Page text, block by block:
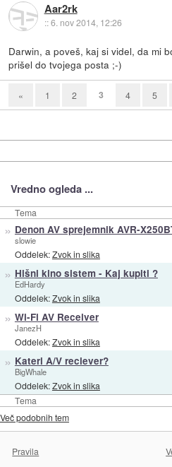
Aar2rk
::6. nov 2014, 12:26
Darwin, a poveš, kaj si videl, da mi
prišel do tvojega posta ;-)
« 1 2 3 4 5
Vredno ogleda ...
Tema
Tema
» Denon AV sprejemnik AVR-
slowie
Oddelek:Zvok in slika
» Hišni kino sistem - Kaj kupiti ?
EdHardy
Oddelek:Zvok in slika
» Wi-Fi AV Receiver
JanezH
Oddelek:Zvok in slika
» Kateri A/V reciever?
BigWhale
Oddelek:Zvok in slika
Več podobnih tem
Pravila